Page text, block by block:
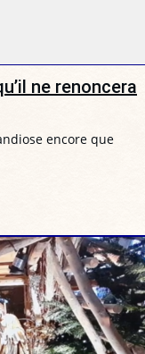
ne renoncera
encore que